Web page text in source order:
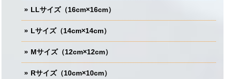
LLサイズ（16cm×16cm）
Lサイズ（14cm×14cm）
Mサイズ（12cm×12cm）
Rサイズ（10cm×10cm）